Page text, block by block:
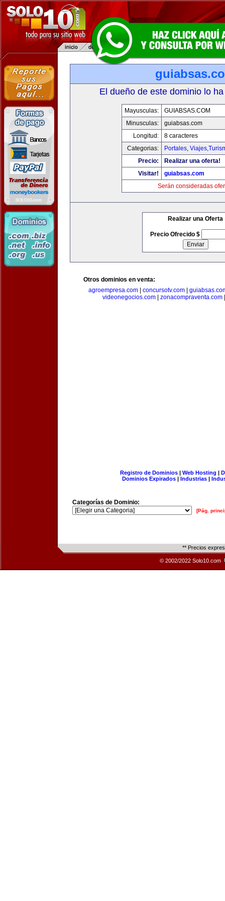
El dueño de este dominio lo
Mayusculas:
GUIABSAS.COM
Minusculas:
guiabsas.com
Longitud:
8 caracteres
Categorias:
Portales,
Precio:
Realizar una oferta!
Visitar!
guiabsas.com
Serán consideradas
Realizar una Oferta
Precio Ofrecido $
Otros dominios en venta:
agroempresa.com
concursotv.com
videonegocios.com
zonacompraventa.com
Registro de Dominios| Web Hosting |
Dominios Expirados | Industrias |
Categorías de Dominio:
[Pág.
** Precios
© 2002/2022 Solo10.com